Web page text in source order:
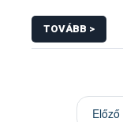
TOVÁBB >
Előző